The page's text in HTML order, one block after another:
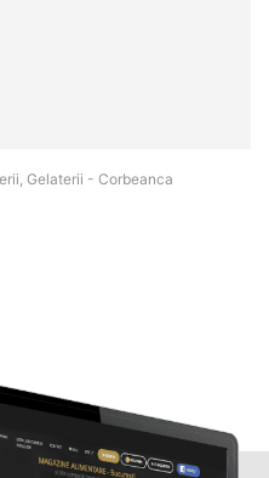
Gelaterii - Corbeanca